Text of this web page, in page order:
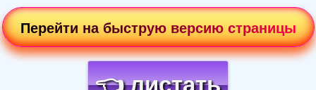
Перейти на быструю версию страницы